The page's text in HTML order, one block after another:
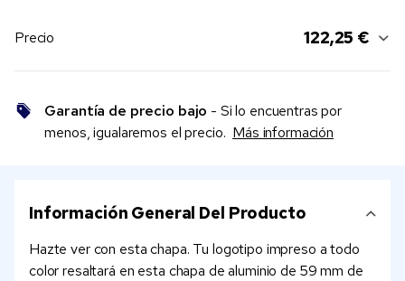
Precio 122,25 €
Garantía de precio bajo - Si lo encuentras por
menos, igualaremos el precio. Más información
Información General Del Producto
Hazte ver con esta chapa. Tu logotipo impreso a todo
color resaltará en esta chapa de aluminio de 59 mm de